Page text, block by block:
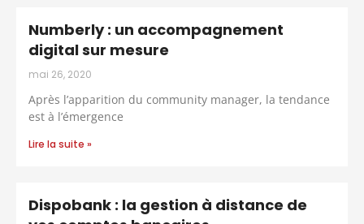
Numberly : un accompagnement
digital sur mesure
mai 26, 2020
Après l’apparition du community manager, la tendance
est à l’émergence
Lire la suite »
Dispobank : la gestion à distance de